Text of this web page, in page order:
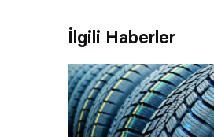
İlgili Haberler